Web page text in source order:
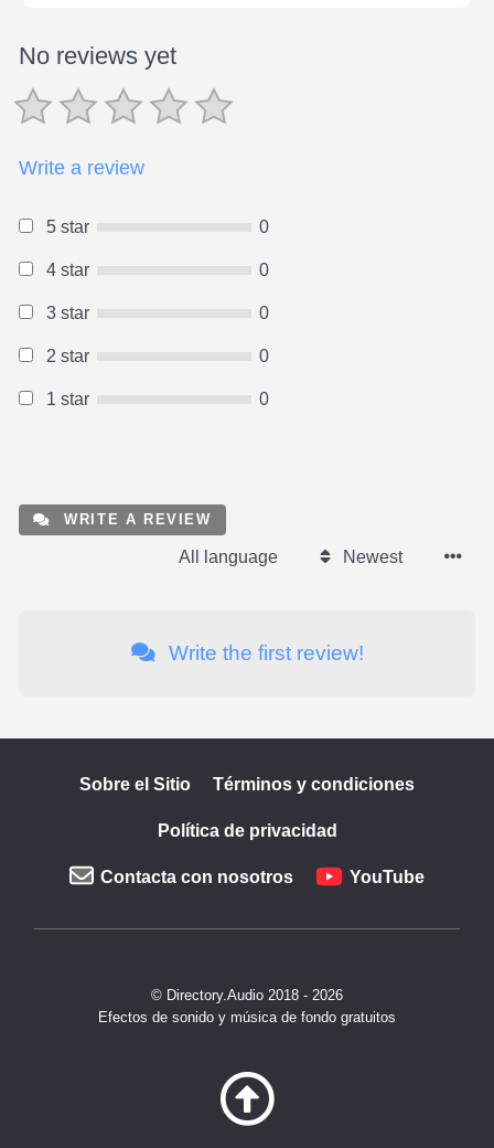
No reviews yet
Write a review
5 star 0
4 star 0
3 star 0
2 star 0
1 star 0
WRITE A REVIEW
All language Newest
Write the first review!
Sobre el Sitio Términos y condiciones
Política de privacidad
Contacta con nosotros YouTube
© Directory.Audio 2018 - 2026
Efectos de sonido y música de fondo gratuitos